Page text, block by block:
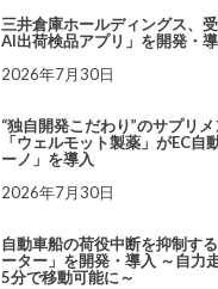
三井倉庫ホールディングス、
AI出荷検品アプリ」を開発・
2026年7月30日
“独自開発こだわり”のサプリ
「ウェルモット製薬」がEC自
ーノ」を導入
2026年7月30日
自動車船の荷役中断を抑制す
ーター」を開発・導入 ～自力
5分で移動可能に～